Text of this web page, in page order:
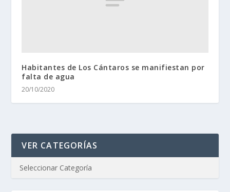
Habitantes de Los Cántaros se manifiestan por
falta de agua
20/10/2020
VER CATEGORÍAS